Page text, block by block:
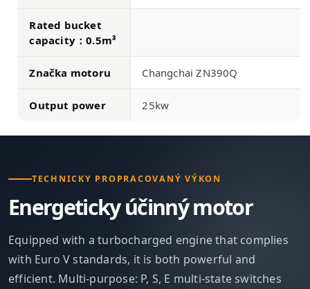
Rated bucket
capacity：0.5m³
Značka motoru Changchai ZN390Q
Output power 25kw
TECHNICKY PROPRACOVANÝ VÝKON
Energeticky účinný motor
Equipped with a turbocharged engine that complies
with Euro V standards, it is both powerful and
efficient. Multi-purpose: P, S, E multi-state switches